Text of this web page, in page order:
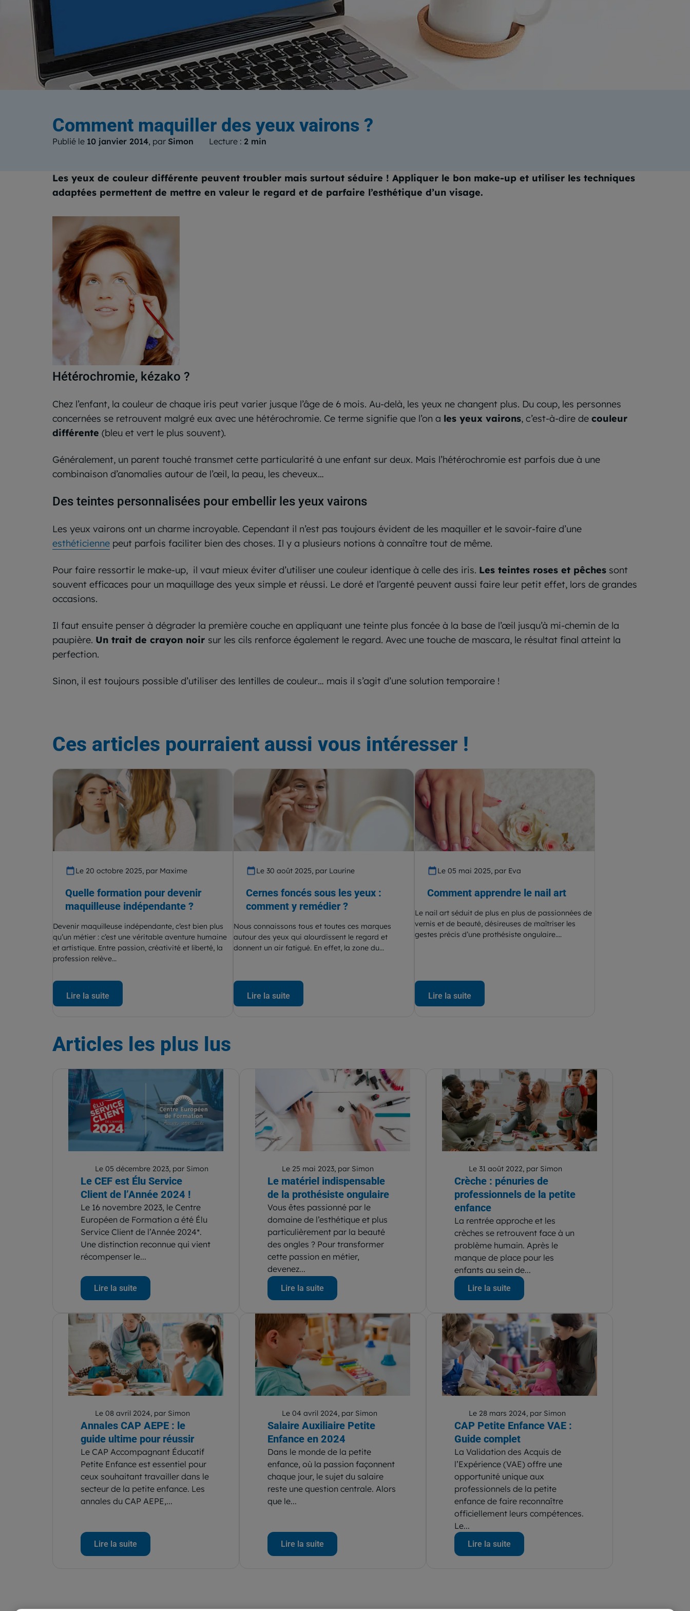
Le blogdu Centre Européen de Formation
Comment maquiller des yeux vairons ?
Publié le 10 janvier 2014, par Simon Lecture : 2 min
Les yeux de couleur différente peuvent troubler mais surtout séduire ! Appliquer le bon make-up et utiliser les techniques
adaptées permettent de mettre en valeur le regard et de parfaire l’esthétique d’un visage.
Hétérochromie, kézako ?
Chez l’enfant, la couleur de chaque iris peut varier jusque l’âge de 6 mois. Au-delà, les yeux ne changent plus. Du coup, les personnes
concernées se retrouvent malgré eux avec une hétérochromie. Ce terme signifie que l’on a les yeux vairons, c’est-à-dire de couleur
différente (bleu et vert le plus souvent).
Généralement, un parent touché transmet cette particularité à une enfant sur deux. Mais l’hétérochromie est parfois due à une
combinaison d’anomalies autour de l’œil, la peau, les cheveux…
Des teintes personnalisées pour embellir les yeux vairons
Les yeux vairons ont un charme incroyable. Cependant il n’est pas toujours évident de les maquiller et le savoir-faire d’une
esthéticienne peut parfois faciliter bien des choses. Il y a plusieurs notions à connaître tout de même.
Pour faire ressortir le make-up, il vaut mieux éviter d’utiliser une couleur identique à celle des iris. Les teintes roses et pêches sont
souvent efficaces pour un maquillage des yeux simple et réussi. Le doré et l’argenté peuvent aussi faire leur petit effet, lors de grandes
occasions.
Il faut ensuite penser à dégrader la première couche en appliquant une teinte plus foncée à la base de l’œil jusqu’à mi-chemin de la
paupière. Un trait de crayon noir sur les cils renforce également le regard. Avec une touche de mascara, le résultat final atteint la
perfection.
Sinon, il est toujours possible d’utiliser des lentilles de couleur… mais il s’agit d’une solution temporaire !
Ces articles pourraient aussi vous intéresser !
Le 20 octobre 2025, par Maxime
Quelle formation pour devenir
maquilleuse indépendante ?
Devenir maquilleuse indépendante, c’est bien plus
qu’un métier : c’est une véritable aventure humaine
et artistique. Entre passion, créativité et liberté, la
profession relève...
Lire la suite
Le 30 août 2025, par Laurine
Cernes foncés sous les yeux :
comment y remédier ?
Nous connaissons tous et toutes ces marques
autour des yeux qui alourdissent le regard et
donnent un air fatigué. En effet, la zone du...
Lire la suite
Le 05 mai 2025, par Eva
Comment apprendre le nail art
Le nail art séduit de plus en plus de passionnées de
vernis et de beauté, désireuses de maîtriser les
gestes précis d’une prothésiste ongulaire....
Lire la suite
Articles les plus lus
Le 05 décembre 2023, par Simon
Le CEF est Élu Service
Client de l’Année 2024 !
Le 16 novembre 2023, le Centre
Européen de Formation a été Élu
Service Client de l’Année 2024*.
Une distinction reconnue qui vient
récompenser le...
Lire la suite
Le 25 mai 2023, par Simon
Le matériel indispensable
de la prothésiste ongulaire
Vous êtes passionné par le
domaine de l’esthétique et plus
particulièrement par la beauté
des ongles ? Pour transformer
cette passion en métier,
devenez...
Lire la suite
Le 31 août 2022, par Simon
Crèche : pénuries de
professionnels de la petite
enfance
La rentrée approche et les
crèches se retrouvent face à un
problème humain. Après le
manque de place pour les
enfants au sein de...
Lire la suite
Le 08 avril 2024, par Simon
Annales CAP AEPE : le
guide ultime pour réussir
Le CAP Accompagnant Éducatif
Petite Enfance est essentiel pour
ceux souhaitant travailler dans le
secteur de la petite enfance. Les
annales du CAP AEPE,...
Lire la suite
Le 04 avril 2024, par Simon
Salaire Auxiliaire Petite
Enfance en 2024
Dans le monde de la petite
enfance, où la passion façonnent
chaque jour, le sujet du salaire
reste une question centrale. Alors
que le...
Lire la suite
Le 28 mars 2024, par Simon
CAP Petite Enfance VAE :
Guide complet
La Validation des Acquis de
l’Expérience (VAE) offre une
opportunité unique aux
professionnels de la petite
enfance de faire reconnaître
officiellement leurs compétences.
Le...
Lire la suite